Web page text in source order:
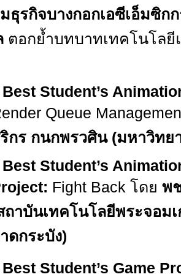
ธุรกิจบางกอกเอซีเอ็มซิก
ตอกย้ำบทบาทเทคโนโลยี
Best Student’s
Queue
กร กนกพรวศิน (มหาวิทย
Best Student’s
Fight Back โดย พ
ถาบันเทคโนโลยีพระจอม
ดกระบัง)
Best Student’s Game